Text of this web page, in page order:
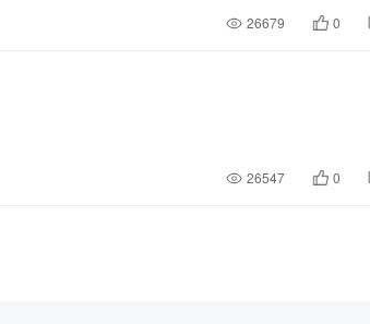
26679 0
26547 0